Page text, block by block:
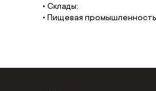
• Склады;
• Пищевая